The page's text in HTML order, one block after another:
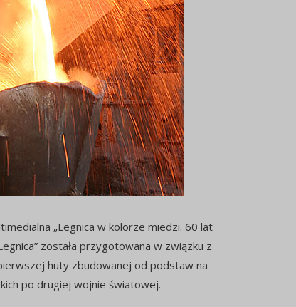
„Legnica w kolorze miedzi. 60 lat
została przygotowana w związku z
huty zbudowanej od podstaw na
po drugiej wojnie światowej.